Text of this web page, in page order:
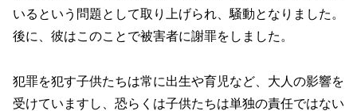
いるという問題として取り上げられ、騒動となりました。
後に、彼はこのことで被害者に謝罪をしました。
犯罪を犯す子供たちは常に出生や育児など、大人の影響を
受けていますし、恐らくは子供たちは単独の責任ではない